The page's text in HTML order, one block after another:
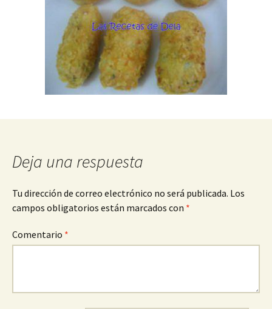
Deja una respuesta
Tu dirección de correo electrónico no será publicada. Los
campos obligatorios están marcados con *
Comentario *